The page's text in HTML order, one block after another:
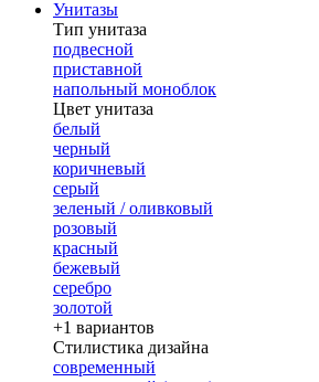
Унитазы
Тип унитаза
подвесной
приставной
напольный моноблок
Цвет унитаза
белый
черный
коричневый
серый
зеленый / оливковый
розовый
красный
бежевый
серебро
золотой
+1 вариантов
Стилистика дизайна
современный